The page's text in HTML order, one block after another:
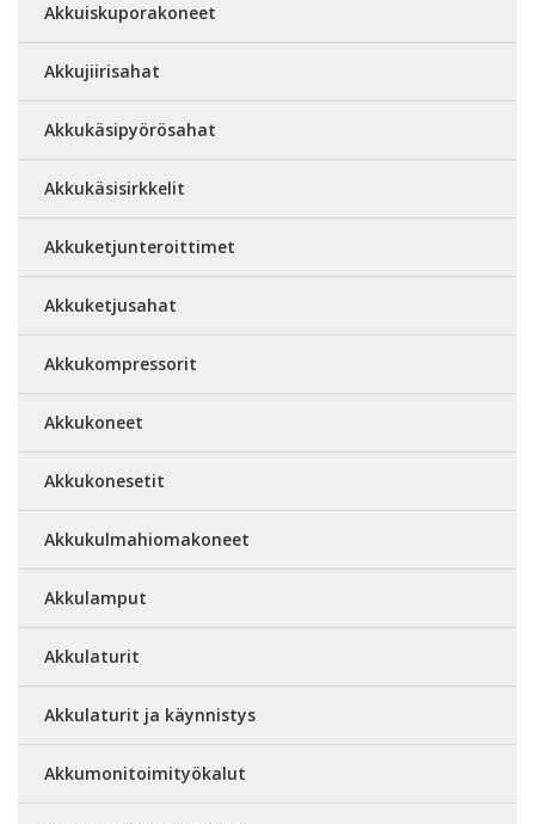
Akkuiskuporakoneet
Akkujiirisahat
Akkukäsipyörösahat
Akkukäsisirkkelit
Akkuketjunteroittimet
Akkuketjusahat
Akkukompressorit
Akkukoneet
Akkukonesetit
Akkukulmahiomakoneet
Akkulamput
Akkulaturit
Akkulaturit ja käynnistys
Akkumonitoimityökalut